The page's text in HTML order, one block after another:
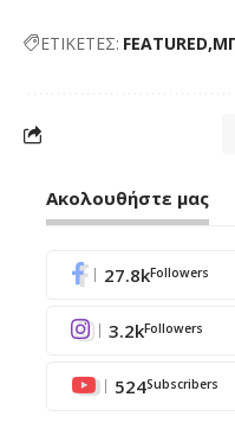
ΕΤΙΚΕΤΕΣ: FEATURED
Ακολουθήστε μας
27.8kFollowers
3.2kFollowers
524Subscribers